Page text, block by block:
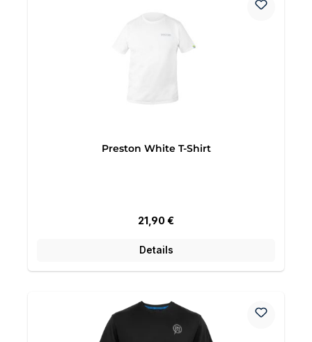
Preston White T-Shirt
Regulärer Preis:
21,90 €
Details